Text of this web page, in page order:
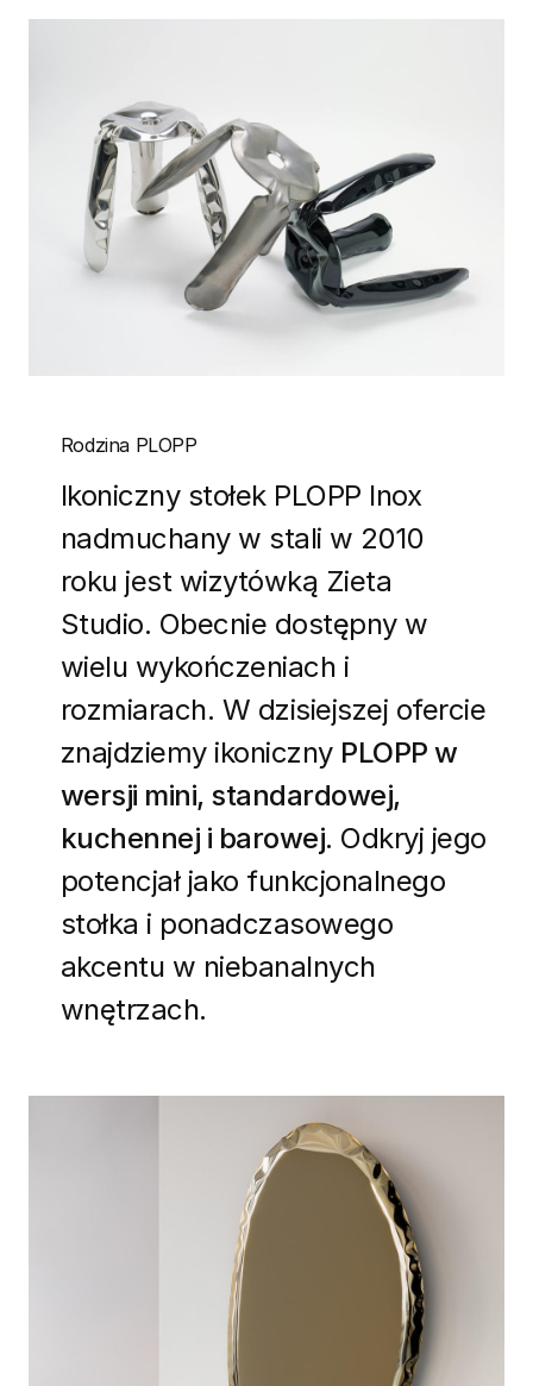
Rodzina PLOPP
Ikoniczny stołek PLOPP Inox
nadmuchany w stali w 2010
roku jest wizytówką Zieta
Studio. Obecnie dostępny w
wielu wykończeniach i
rozmiarach. W dzisiejszej ofercie
znajdziemy ikoniczny PLOPP w
wersji mini, standardowej,
kuchennej i barowej. Odkryj jego
potencjał jako funkcjonalnego
stołka i ponadczasowego
akcentu w niebanalnych
wnętrzach.